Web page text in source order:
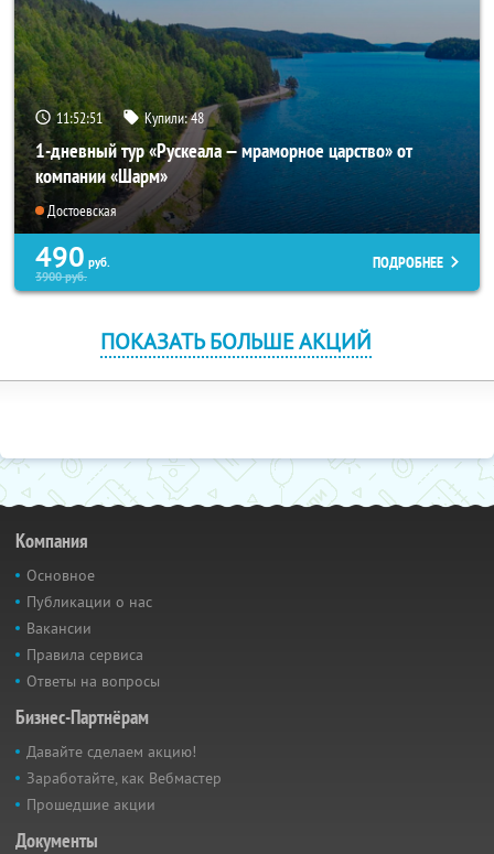
11:52:50 Купили:48
1-дневный тур «Рускеала — мраморное царство» от
компании «Шарм»
Достоевская
490 руб.
3900руб.
ПОДРОБНЕЕ
ПОКАЗАТЬ БОЛЬШЕ АКЦИЙ
Компания
Основное
Публикации о нас
Вакансии
Правила сервиса
Ответы на вопросы
Бизнес-Партнёрам
Давайте сделаем акцию!
Заработайте, как Вебмастер
Прошедшие акции
Документы